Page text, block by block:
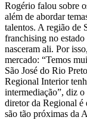
Rogério falou sobre
além de abordar
talentos. A região de
franchising no estado
nasceram ali. Por
mercado: “Temos
São José do Rio
Regional Interior
intermediação”, diz
diretor da Regional é
são tão próximas da